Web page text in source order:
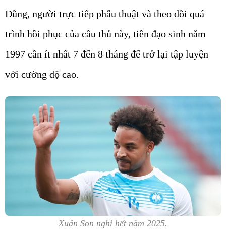
Dũng, người trực tiếp phẫu thuật và theo dõi quá
trình hồi phục của cầu thủ này, tiền đạo sinh năm
1997 cần ít nhất 7 đến 8 tháng để trở lại tập luyện
với cường độ cao.
Xuân Son nghỉ hết năm 2025.